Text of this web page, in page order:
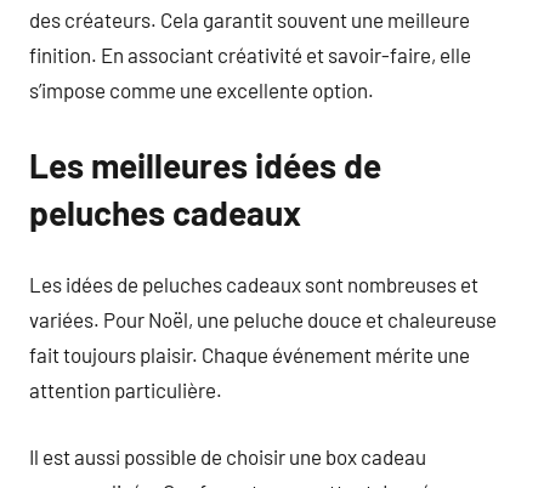
des créateurs. Cela garantit souvent une meilleure
finition. En associant créativité et savoir-faire, elle
s’impose comme une excellente option.
Les meilleures idées de
peluches cadeaux
Les idées de peluches cadeaux sont nombreuses et
variées. Pour Noël, une peluche douce et chaleureuse
fait toujours plaisir. Chaque événement mérite une
attention particulière.
Il est aussi possible de choisir une box cadeau